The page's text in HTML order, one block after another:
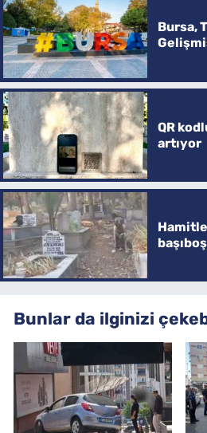
Bursa,
QR
artıyor
Bunlar da ilginizi